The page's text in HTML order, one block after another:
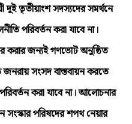
দুই তৃতীয়াংশ সদস্যদের সমর্থনে
পরিবর্তন করা যাবে না।
করার জন্যই গণভোট অনুষ্ঠিত
সংসদ বাস্তবায়ন করতে
করা যাবে না। আলোচনার
সংস্কার পরিষদের শপথ নেয়ার